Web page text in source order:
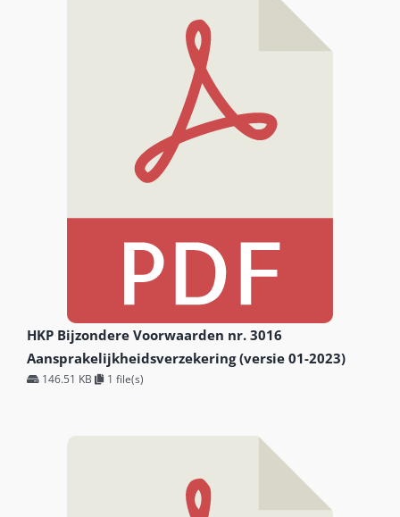
HKP Bijzondere Voorwaarden nr. 3016
Aansprakelijkheidsverzekering (versie 01-2023)
146.51 KB 1 file(s)